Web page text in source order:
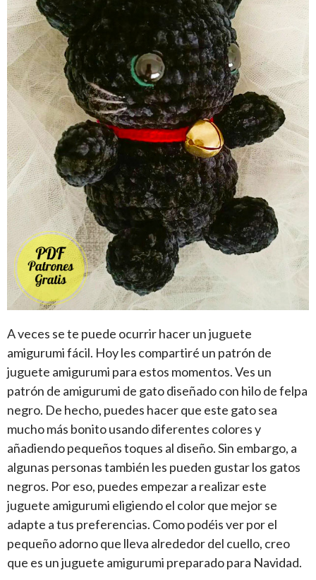
A veces se te puede ocurrir hacer un juguete
amigurumi fácil. Hoy les compartiré un patrón de
juguete amigurumi para estos momentos. Ves un
patrón de amigurumi de gato diseñado con hilo de felpa
negro. De hecho, puedes hacer que este gato sea
mucho más bonito usando diferentes colores y
añadiendo pequeños toques al diseño. Sin embargo, a
algunas personas también les pueden gustar los gatos
negros. Por eso, puedes empezar a realizar este
juguete amigurumi eligiendo el color que mejor se
adapte a tus preferencias. Como podéis ver por el
pequeño adorno que lleva alrededor del cuello, creo
que es un juguete amigurumi preparado para Navidad.